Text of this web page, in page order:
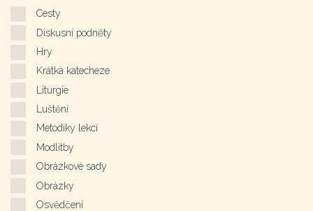
Cesty
Diskusní podněty
Hry
Krátká katecheze
Liturgie
Luštění
Metodiky lekcí
Modlitby
Obrázkové sady
Obrázky
Osvědčení